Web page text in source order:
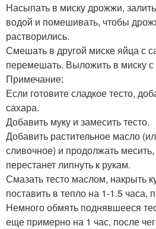
Насыпать в миску дрожжи,
водой и помешивать, чтобы
растворились.
Смешать в другой миске яйца с
перемешать. Выложить в миску
Примечание:
Если готовите сладкое тесто,
сахара.
Добавить муку и замесить тесто.
Добавить растительное масло
сливочное) и продолжать месить,
перестанет липнуть к рукам.
Смазать тесто маслом, накрыть
поставить в тепло на 1-1.5 часа,
Немного обмять поднявшееся
еще примерно на 1 час, после